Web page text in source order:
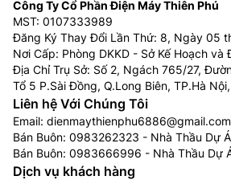
Công Ty Cổ Phần Điện Máy Thiên Phú
MST: 0107333989
Đăng Ký Thay Đổi Lần Thứ: 8, Ngày 05
Nơi Cấp: Phòng DKKD - Sở Kế Hoạch và
Địa Chỉ Trụ Sở: Số 2, Ngách 765/27,
Tổ 5 P.Sài Đồng, Q.Long Biên, TP.Hà
Liên hệ Với Chúng Tôi
Email: dienmaythienphu6886@gmail.com
Bán Buôn: 0983262323 - Nhà Thầu Dự
Bán Buôn: 0983666996 - Nhà Thầu Dự
Dịch vụ khách hàng